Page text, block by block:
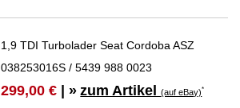
1,9 TDI Turbolader Seat Cordoba ASZ
038253016S / 5439 988 0023
299,00 € | » zum Artikel(auf eBay)*